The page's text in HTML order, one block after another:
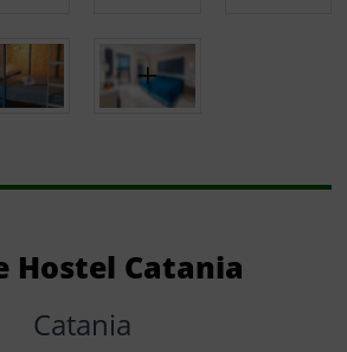
Hostel Catania
Catania